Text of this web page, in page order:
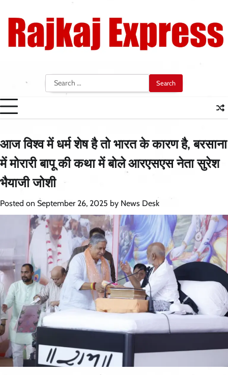
content
Search
for:
आज विश्व में धर्म शेष है तो भारत के कारण है, बरसाना
में मोरारी बापू की कथा में बोले आरएसएस नेता सुरेश
भैयाजी जोशी
Posted on September 26, 2025 by News Desk